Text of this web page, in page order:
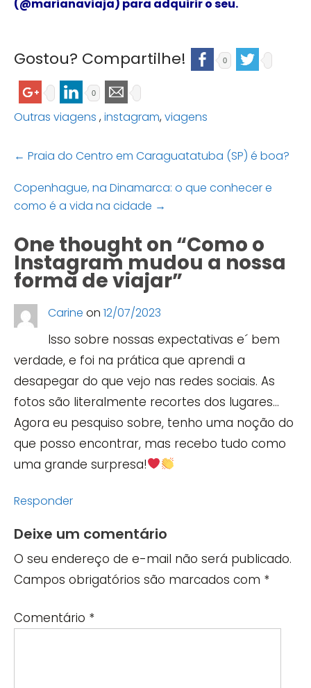
(@marianaviaja) para adquirir o seu.
Gostou? Compartilhe! 0
0
Outras viagens ,instagram,viagens
Post
← Praia do Centro em Caraguatatuba (SP) é boa?
Copenhague, na Dinamarca: o que conhecer e
como é a vida na cidade →
One thought on “Como o
Instagram mudou a nossa
forma de viajar”
Carine on 12/07/2023
Isso sobre nossas expectativas e´ bem
verdade, e foi na prática que aprendi a
desapegar do que vejo nas redes sociais. As
fotos são literalmente recortes dos lugares…
Agora eu pesquiso sobre, tenho uma noção do
que posso encontrar, mas recebo tudo como
uma grande surpresa!
Responder
Deixe um comentário
O seu endereço de e-mail não será publicado.
Campos obrigatórios são marcados com *
Comentário *